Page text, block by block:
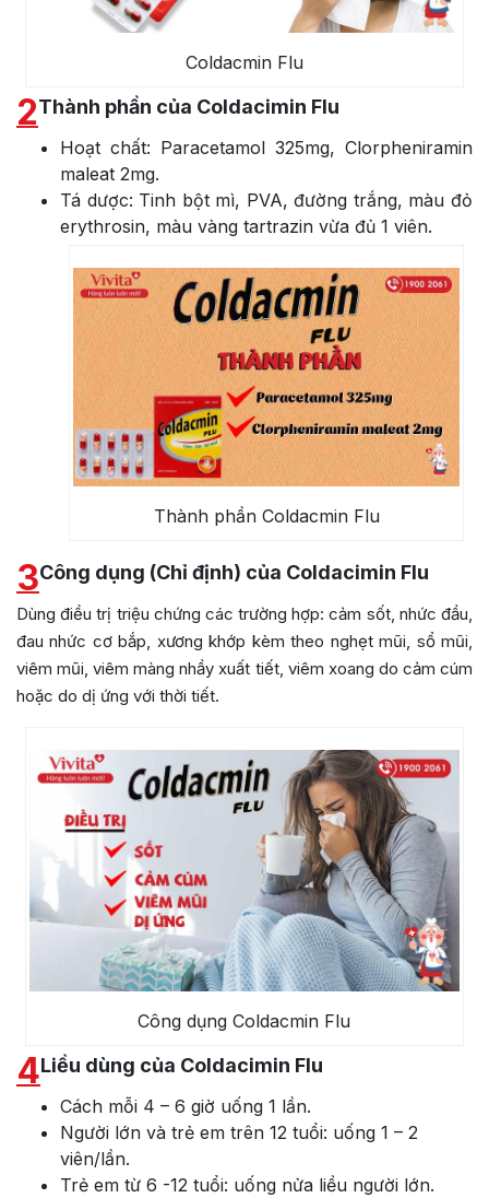
Coldacmin Flu
2Thành phần của Coldacimin Flu
Hoạt chất: Paracetamol 325mg, Clorpheniramin
maleat 2mg.
Tá dược: Tinh bột mì, PVA, đường trắng, màu đỏ
erythrosin, màu vàng tartrazin vừa đủ 1 viên.
Thành phần Coldacmin Flu
3Công dụng (Chỉ định) của Coldacimin Flu
Dùng điều trị triệu chứng các trường hợp: cảm sốt, nhức đầu,
đau nhức cơ bắp, xương khớp kèm theo nghẹt mũi, sổ mũi,
viêm mũi, viêm màng nhầy xuất tiết, viêm xoang do cảm cúm
hoặc do dị ứng với thời tiết.
Công dụng Coldacmin Flu
4Liều dùng của Coldacimin Flu
Cách mỗi 4 – 6 giờ uống 1 lần.
Người lớn và trẻ em trên 12 tuổi: uống 1 – 2
viên/lần.
Trẻ em từ 6 -12 tuổi: uống nửa liều người lớn.